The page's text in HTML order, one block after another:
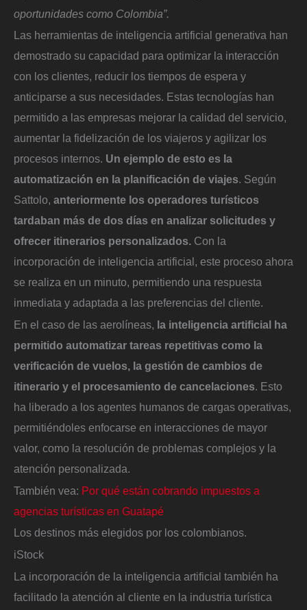
oportunidades como Colombia”.
Las herramientas de inteligencia artificial generativa han
demostrado su capacidad para optimizar la interacción
con los clientes, reducir los tiempos de espera y
anticiparse a sus necesidades. Estas tecnologías han
permitido a las empresas mejorar la calidad del servicio,
aumentar la fidelización de los viajeros y agilizar los
procesos internos. Un ejemplo de esto es la
automatización en la planificación de viajes. Según
Sattolo, anteriormente los operadores turísticos
tardaban más de dos días en analizar solicitudes y
ofrecer itinerarios personalizados. Con la
incorporación de inteligencia artificial, este proceso ahora
se realiza en un minuto, permitiendo una respuesta
inmediata y adaptada a las preferencias del cliente.
En el caso de las aerolíneas, la inteligencia artificial ha
permitido automatizar tareas repetitivas como la
verificación de vuelos, la gestión de cambios de
itinerario y el procesamiento de cancelaciones. Esto
ha liberado a los agentes humanos de cargas operativas,
permitiéndoles enfocarse en interacciones de mayor
valor, como la resolución de problemas complejos y la
atención personalizada.
También vea: Por qué están cobrando impuestos a
agencias turísticas en Guatapé
Los destinos más elegidos por los colombianos.
iStock
La incorporación de la inteligencia artificial también ha
facilitado la atención al cliente en la industria turística